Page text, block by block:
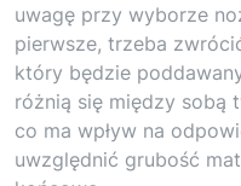
uwagę przy wyborze
pierwsze, trzeba
który będzie
różnią się między sobą
co ma wpływ na
uwzględnić grubość